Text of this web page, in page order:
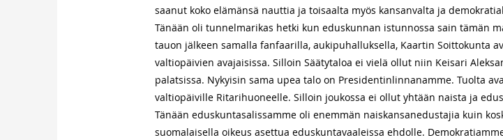
saanut koko elämänsä nauttia ja toisaalta myös kansanvalta ja
Tänään oli tunnelmarikas hetki kun eduskunnan istunnossa sain tämän
tauon jälkeen samalla fanfaarilla, aukipuhalluksella, Kaartin Soittokunta
valtiopäivien avajaisissa. Silloin Säätytaloa ei vielä ollut niin Keisari
palatsissa. Nykyisin sama upea talo on Presidentinlinnanamme. Tuolta
valtiopäiville Ritarihuoneelle. Silloin joukossa ei ollut yhtään naista ja
Tänään eduskuntasalissamme oli enemmän naiskansanedustajia kuin
suomalaisella oikeus asettua eduskuntavaaleissa ehdolle.